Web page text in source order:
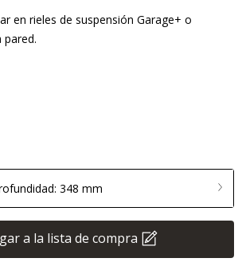
en rieles de suspensión Garage+ o
pared.
348 mm
a la lista de compra